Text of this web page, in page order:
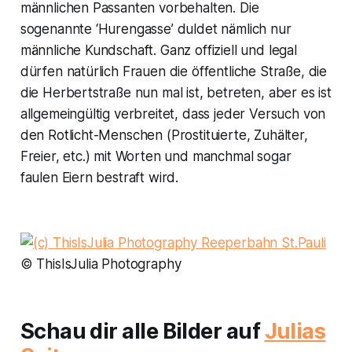
männlichen Passanten vorbehalten. Die
sogenannte ‘Hurengasse’ duldet nämlich nur
männliche Kundschaft. Ganz offiziell und legal
dürfen natürlich Frauen die öffentliche Straße, die
die Herbertstraße nun mal ist, betreten, aber es ist
allgemeingültig verbreitet, dass jeder Versuch von
den Rotlicht-Menschen (Prostituierte, Zuhälter,
Freier, etc.) mit Worten und manchmal sogar
faulen Eiern bestraft wird.
© ThisIsJulia Photography
Schau dir alle Bilder aufJulias